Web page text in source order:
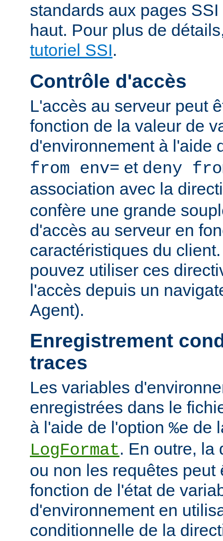
standards aux pages
haut. Pour plus de
tutoriel SSI.
Contrôle d'accès
L'accès au serveur peut
fonction de la valeur de
d'environnement à l'aide
from env= et deny
association avec la
confère une grande
d'accès au serveur en
caractéristiques du
pouvez utiliser ces
l'accès depuis un
Agent).
Enregistrement
traces
Les variables
enregistrées dans le
à l'aide de l'option %e de
LogFormat. En outre, la
ou non les requêtes peut
fonction de l'état de
d'environnement en
conditionnelle de la